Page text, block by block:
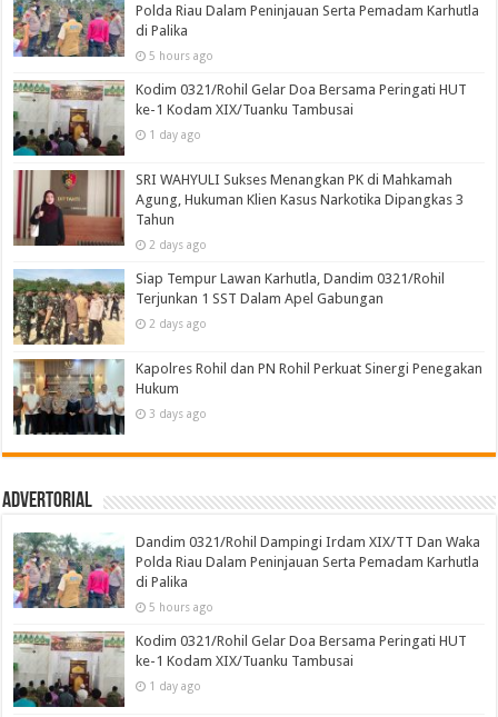
Polda Riau Dalam Peninjauan Serta Pemadam Karhutla
di Palika
5 hours ago
Kodim 0321/Rohil Gelar Doa Bersama Peringati HUT
ke-1 Kodam XIX/Tuanku Tambusai
1 day ago
SRI WAHYULI Sukses Menangkan PK di Mahkamah
Agung, Hukuman Klien Kasus Narkotika Dipangkas 3
Tahun
2 days ago
Siap Tempur Lawan Karhutla, Dandim 0321/Rohil
Terjunkan 1 SST Dalam Apel Gabungan
2 days ago
Kapolres Rohil dan PN Rohil Perkuat Sinergi Penegakan
Hukum
3 days ago
Advertorial
Dandim 0321/Rohil Dampingi Irdam XIX/TT Dan Waka
Polda Riau Dalam Peninjauan Serta Pemadam Karhutla
di Palika
5 hours ago
Kodim 0321/Rohil Gelar Doa Bersama Peringati HUT
ke-1 Kodam XIX/Tuanku Tambusai
1 day ago